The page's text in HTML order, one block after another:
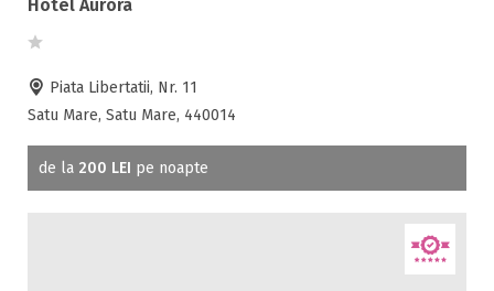
Hotel Aurora
Piata Libertatii, Nr. 11
Satu Mare, Satu Mare, 440014
de la 200 LEI pe noapte